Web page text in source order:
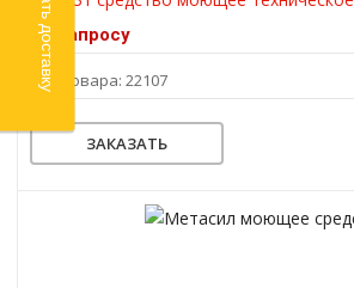
По запросу
Код товара: 22107
ЗАКАЗАТЬ